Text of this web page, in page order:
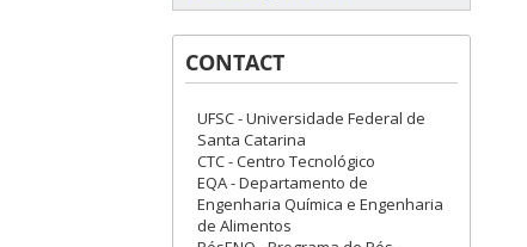
CONTACT
UFSC - Universidade Federal de
Santa Catarina
CTC - Centro Tecnológico
EQA - Departamento de
Engenharia Química e Engenharia
de Alimentos